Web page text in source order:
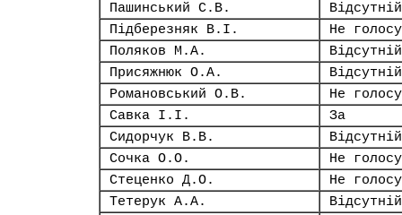
Пашинський С.В.
Відсутній
Підберезняк В.І.
Не
Поляков М.А.
Відсутній
Присяжнюк О.А.
Відсутній
Романовський О.В.
Не
Савка І.І.
За
Сидорчук В.В.
Відсутній
Сочка О.О.
Не
Стеценко Д.О.
Не
Тетерук А.А.
Відсутній